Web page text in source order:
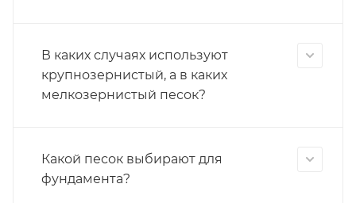
В каких случаях используют
крупнозернистый, а в каких
мелкозернистый песок?
Какой песок выбирают для
фундамента?